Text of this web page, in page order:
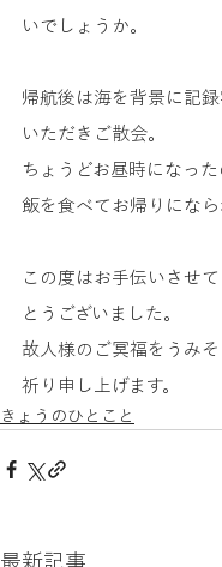
いでしょうか。
帰航後は海を背景に記
いただきご散会。
ちょうどお昼時になっ
飯を食べてお帰りになら
この度はお手伝いさせ
とうございました。
故人様のご冥福をうみ
祈り申し上げます。
きょうのひとこと
最新記事